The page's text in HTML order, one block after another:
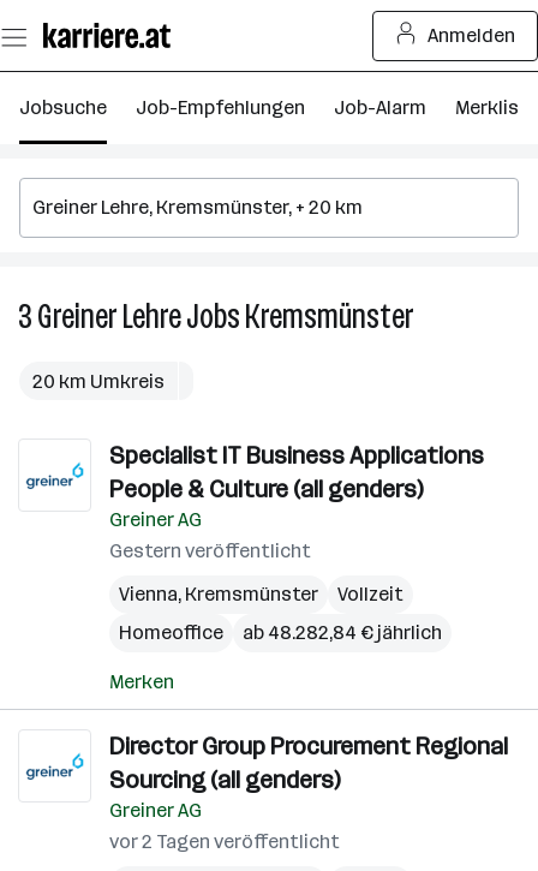
Seiteninhalt
springen
Anmelden
Jobsuche Job-Empfehlungen Job-Alarm Merkliste
3Greiner LehreJobsKremsmünster
20 km Umkreis
Specialist IT Business Applications
People & Culture (all genders)
Greiner AG
Gestern veröffentlicht
Vienna, Kremsmünster
Vollzeit
Homeoffice
ab 48.282,84 € jährlich
Merken
Director Group Procurement Regional
Sourcing (all genders)
Greiner AG
vor 2 Tagen veröffentlicht